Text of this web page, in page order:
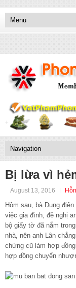
Bị lừa vì
August 13, 2016
Hôm sau, bà Dung
việc gia đình, đề nghị
bộ giấy tờ đã nắm
nhà, nên anh Lân
chứng cũ làm hợp
hợp đồng chuyển